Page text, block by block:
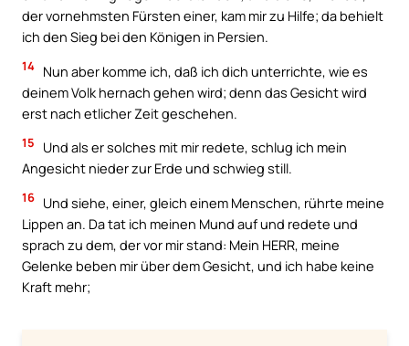
der vornehmsten Fürsten einer, kam mir zu Hilfe; da behielt
ich den Sieg bei den Königen in Persien.
14 Nun aber komme ich, daß ich dich unterrichte, wie es
deinem Volk hernach gehen wird; denn das Gesicht wird
erst nach etlicher Zeit geschehen.
15
Und als er solches mit mir redete, schlug ich mein
Angesicht nieder zur Erde und schwieg still.
16 Und siehe, einer, gleich einem Menschen, rührte meine
Lippen an. Da tat ich meinen Mund auf und redete und
sprach zu dem, der vor mir stand: Mein HERR, meine
Gelenke beben mir über dem Gesicht, und ich habe keine
Kraft mehr;